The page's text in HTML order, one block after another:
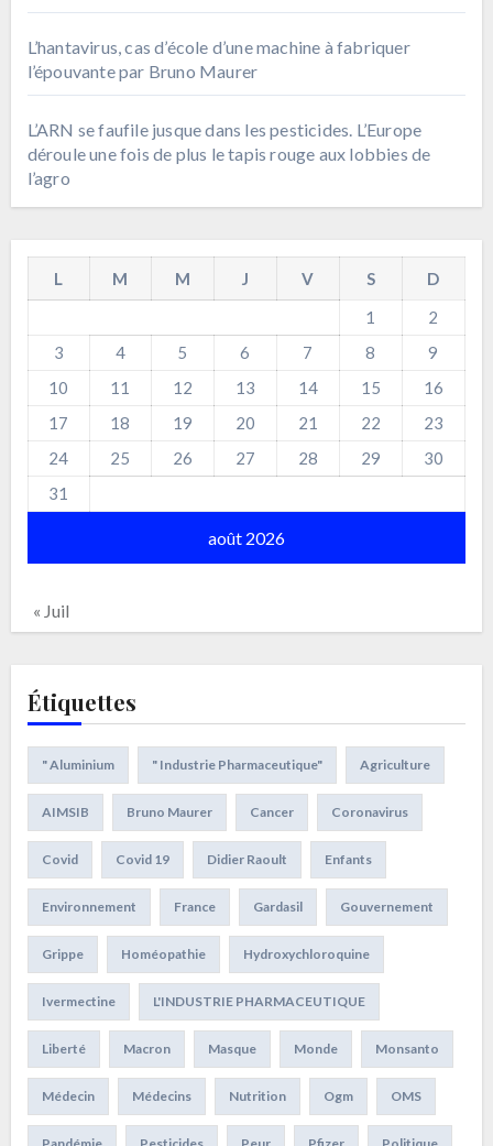
L’hantavirus, cas d’école d’une machine à fabriquer
l’épouvante par Bruno Maurer
L’ARN se faufile jusque dans les pesticides. L’Europe
déroule une fois de plus le tapis rouge aux lobbies de
l’agro
août 2026
L M M J V S
D
1
2
3
4 5 6 7 8
9
10
11 12 13 14 15
16
17
18 19 20 21 22
23
24
25 26 27 28 29
30
31
« Juil
Étiquettes
" Aluminium " Industrie Pharmaceutique" Agriculture
AIMSIB Bruno Maurer Cancer Coronavirus
Covid Covid 19 Didier Raoult Enfants
Environnement France Gardasil Gouvernement
Grippe Homéopathie Hydroxychloroquine
Ivermectine L'INDUSTRIE PHARMACEUTIQUE
Liberté Macron Masque Monde Monsanto
Médecin Médecins Nutrition Ogm OMS